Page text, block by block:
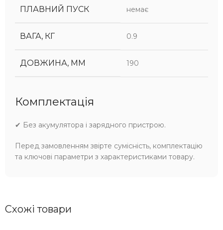
ПЛАВНИЙ ПУСК немає
ВАГА, КГ 0.9
ДОВЖИНА, ММ 190
Комплектація
✔ Без акумулятора і зарядного пристрою.
Перед замовленням звірте сумісність, комплектацію
та ключові параметри з характеристиками товару.
Схожі товари